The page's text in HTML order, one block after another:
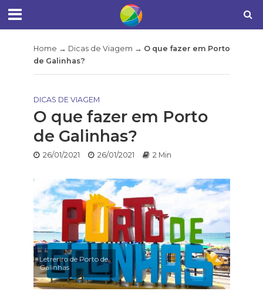
Home → Dicas de Viagem → O que fazer em Porto
de Galinhas?
DICAS DE VIAGEM
O que fazer em Porto
de Galinhas?
26/01/2021 26/01/2021 2 Min
Letreriro de Porto de
Galinhas